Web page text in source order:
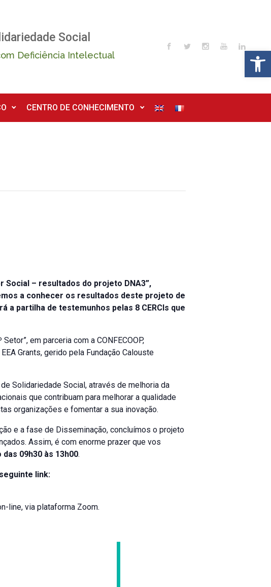
Social
Deficiência Intelectual
CENTRO DE CONHECIMENTO
Social – resultados do projeto DNA3”,
a conhecer os resultados deste projeto de
a partilha de testemunhos pelas 8 CERCIs que
em parceria com a CONFECOOP,
Grants, gerido pela Fundação Calouste
Solidariedade Social, através de melhoria da
que contribuam para melhorar a qualidade
organizações e fomentar a sua inovação.
e a fase de Disseminação, concluímos o projeto
Assim, é com enorme prazer que vos
09h30 às 13h00.
link:
line, via plataforma Zoom.